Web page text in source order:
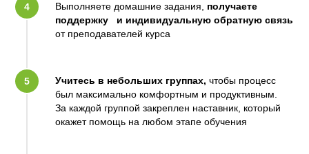
Выполняете домашние задания, получаете
поддержку и индивидуальную обратную связь
от преподавателей курса
Учитесь в небольших группах, чтобы процесс
был максимально комфортным и продуктивным.
За каждой группой закреплен наставник, который
окажет помощь на любом этапе обучения